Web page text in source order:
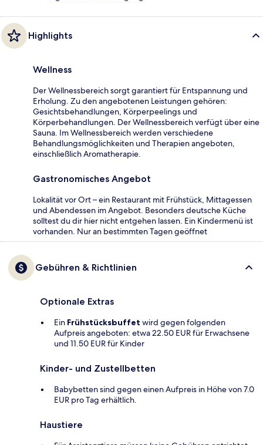
Highlights
Wellness
Der Wellnessbereich sorgt garantiert für Entspannung und
Erholung. Zu den angebotenen Leistungen gehören:
Gesichtsbehandlungen, Körperpeelings und
Körperbehandlungen. Der Wellnessbereich verfügt über eine
Sauna. Im Wellnessbereich werden verschiedene
Behandlungsmöglichkeiten und Therapien angeboten,
einschließlich Aromatherapie.
Gastronomisches Angebot
Lokalität vor Ort – ein Restaurant mit Frühstück, Mittagessen
und Abendessen im Angebot. Besonders deutsche Küche
solltest du dir hier nicht entgehen lassen. Ein Kindermenü ist
vorhanden. Nur an bestimmten Tagen geöffnet
Gebühren & Richtlinien
Optionale Extras
Ein Frühstücksbuffet wird gegen folgenden
Aufpreis angeboten: etwa 22.50 EUR für Erwachsene
und 11.50 EUR für Kinder
Kinder- und Zustellbetten
Babybetten sind gegen einen Aufpreis in Höhe von 7.0
EUR pro Tag erhältlich.
Haustiere